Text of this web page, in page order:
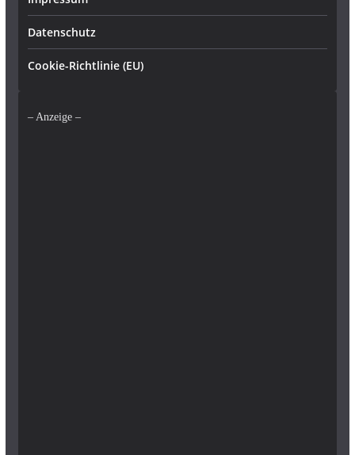
Datenschutz
Cookie-Richtlinie (EU)
– Anzeige –